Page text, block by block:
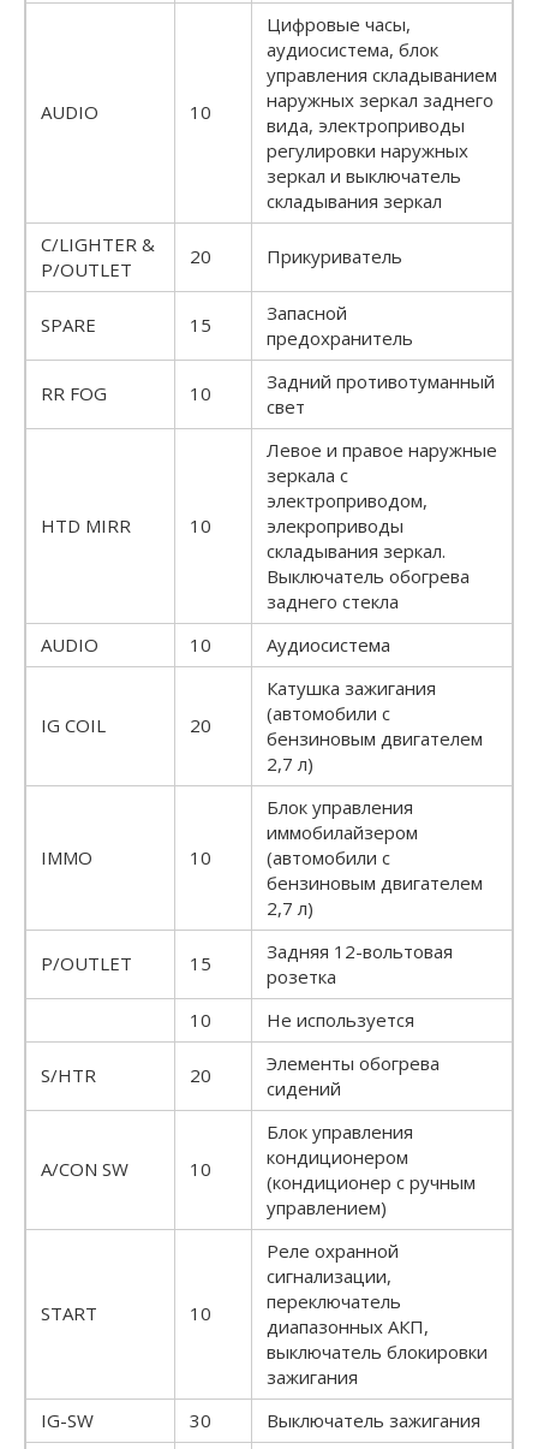
AUDIO 10
Цифровые часы,
аудиосистема, блок
управления складыванием
наружных зеркал заднего
вида, электроприводы
регулировки наружных
зеркал и выключатель
складывания зеркал
C/LIGHTER &
P/OUTLET
20 Прикуриватель
SPARE 15
Запасной
предохранитель
RR FOG 10
Задний противотуманный
свет
HTD MIRR 10
Левое и правое наружные
зеркала с
электроприводом,
элекроприводы
складывания зеркал.
Выключатель обогрева
заднего стекла
AUDIO
10 Аудиосистема
IG COIL 20
Катушка зажигания
(автомобили с
бензиновым двигателем
2,7 л)
IMMO 10
Блок управления
иммобилайзером
(автомобили с
бензиновым двигателем
2,7 л)
P/OUTLET 15
Задняя 12-вольтовая
розетка
10
Не используется
S/HTR 20
Элементы обогрева
сидений
A/CON SW 10
Блок управления
кондиционером
(кондиционер с ручным
управлением)
START 10
Реле охранной
сигнализации,
переключатель
диапазонных АКП,
выключатель блокировки
зажигания
IG-SW
30 Выключатель зажигания